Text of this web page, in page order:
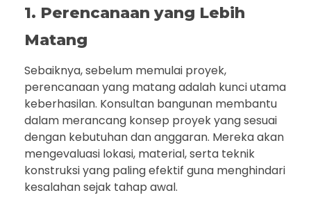
1. Perencanaan yang Lebih
Matang
Sebaiknya, sebelum memulai proyek,
perencanaan yang matang adalah kunci utama
keberhasilan. Konsultan bangunan membantu
dalam merancang konsep proyek yang sesuai
dengan kebutuhan dan anggaran. Mereka akan
mengevaluasi lokasi, material, serta teknik
konstruksi yang paling efektif guna menghindari
kesalahan sejak tahap awal.